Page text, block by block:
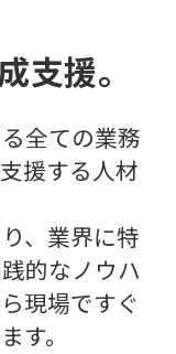
支援。
全ての業務
援する人材
、業界に特
的なノウハ
現場ですぐ
す。